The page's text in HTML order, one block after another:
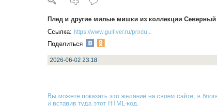
Плед и другие милые мишки из коллекции
Ссылка: https://www.gulliver.ru/produ...
Поделиться
2026-06-02 23:18
Вы можете показать это желание на своем сайте, в
и вставив туда этот HTML-код.